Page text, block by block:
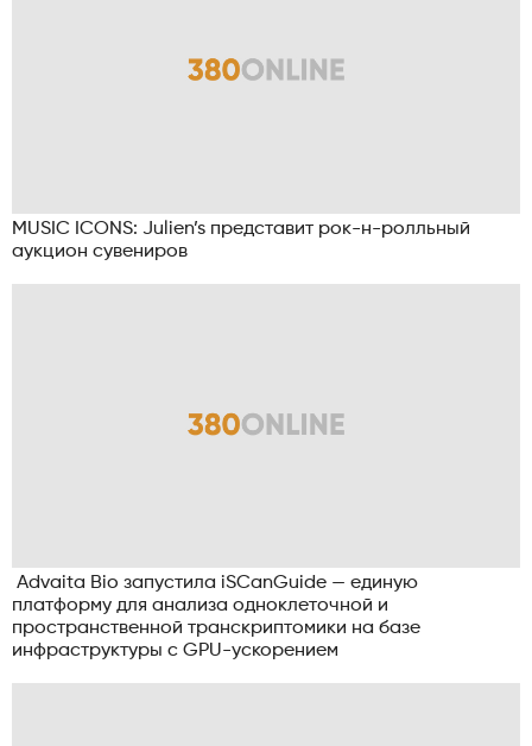
MUSIC ICONS: Julien’s представит рок-н-ролльный
аукцион сувениров
Advaita Bio запустила iSCanGuide — единую
платформу для анализа одноклеточной и
пространственной транскриптомики на базе
инфраструктуры с GPU-ускорением